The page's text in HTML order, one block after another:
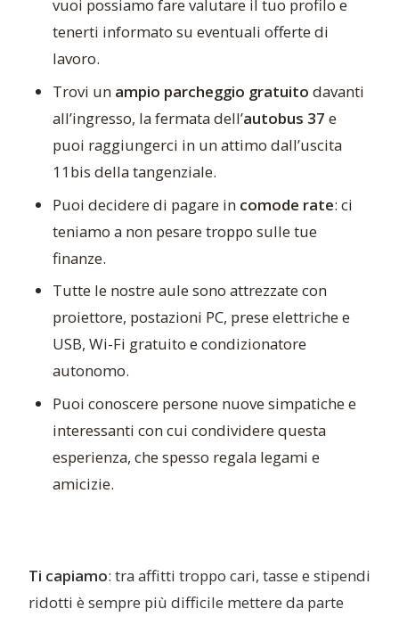
vuoi possiamo fare valutare il tuo profilo e
tenerti informato su eventuali offerte di
lavoro.
Trovi un ampio parcheggio gratuito davanti
all’ingresso, la fermata dell’autobus 37 e
puoi raggiungerci in un attimo dall’uscita
11bis della tangenziale.
Puoi decidere di pagare in comode rate: ci
teniamo a non pesare troppo sulle tue
finanze.
Tutte le nostre aule sono attrezzate con
proiettore, postazioni PC, prese elettriche e
USB, Wi-Fi gratuito e condizionatore
autonomo.
Puoi conoscere persone nuove simpatiche e
interessanti con cui condividere questa
esperienza, che spesso regala legami e
amicizie.
Ti capiamo: tra affitti troppo cari, tasse e stipendi
ridotti è sempre più difficile mettere da parte